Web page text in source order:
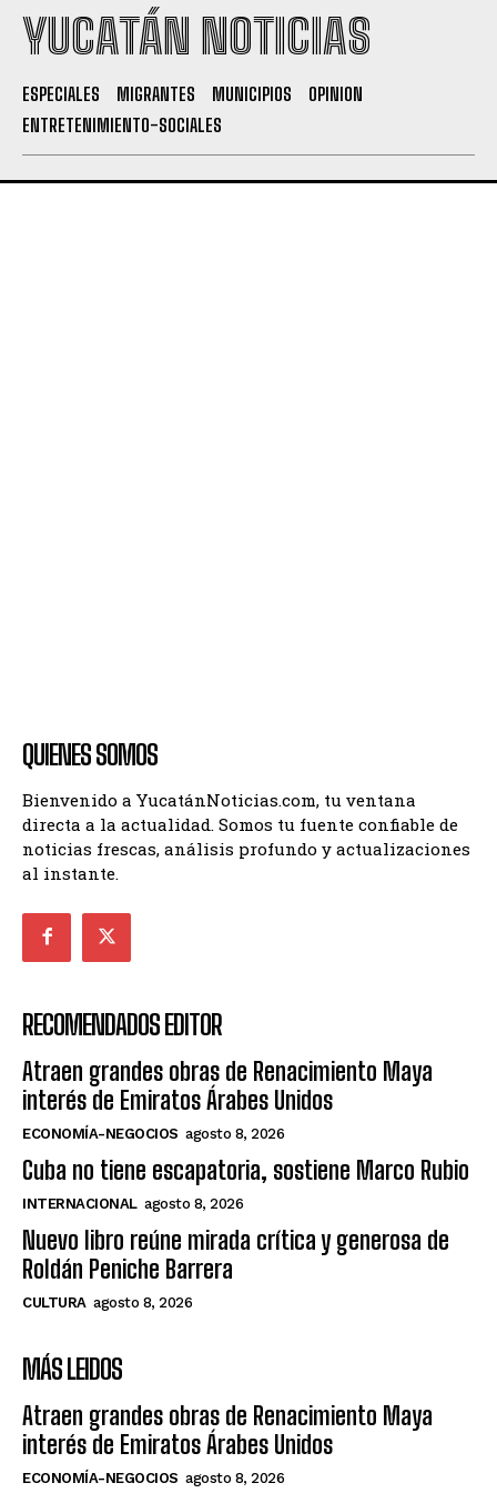
YUCATÁN NOTICIAS
ESPECIALES MIGRANTES MUNICIPIOS
OPINION
ENTRETENIMIENTO-SOCIALES
QUIENES SOMOS
Bienvenido a YucatánNoticias.com, tu ventana
directa a la actualidad. Somos tu fuente confiable de
noticias frescas, análisis profundo y actualizaciones
al instante.
RECOMENDADOS EDITOR
Atraen grandes obras de Renacimiento Maya
interés de Emiratos Árabes Unidos
ECONOMÍA-NEGOCIOS agosto 8, 2026
Cuba no tiene escapatoria, sostiene Marco Rubio
INTERNACIONAL agosto 8, 2026
Nuevo libro reúne mirada crítica y generosa de
Roldán Peniche Barrera
CULTURA agosto 8, 2026
MÁS LEIDOS
Atraen grandes obras de Renacimiento Maya
interés de Emiratos Árabes Unidos
ECONOMÍA-NEGOCIOS agosto 8, 2026